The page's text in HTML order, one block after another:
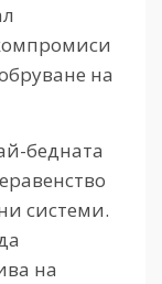
на
бедната
системи.
на